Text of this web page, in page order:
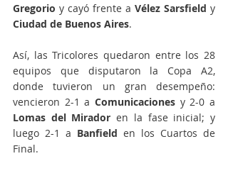
Gregorio y cayó frente a Vélez Sarsfield
Ciudad de Buenos Aires.
Así, las Tricolores quedaron entre los 28
equipos que disputaron la Copa A2,
donde tuvieron un gran desempeño:
vencieron 2-1 a Comunicaciones
Lomas del Mirador en la fase inicial; y
luego 2-1 a Banfield en los Cuartos de
Final.